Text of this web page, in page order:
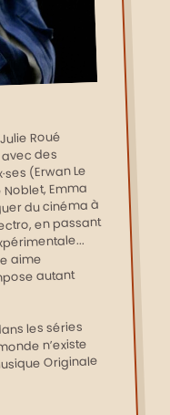
Roué
des
(Erwan Le
Emma
du cinéma à
en passant
aime
autant
les séries
n’existe
Originale